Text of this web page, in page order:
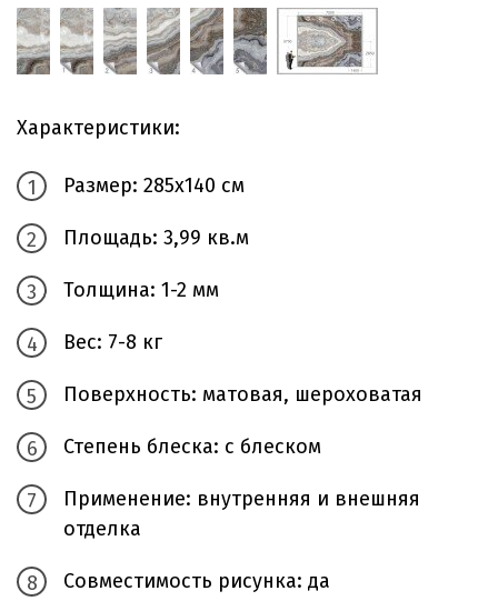
Характеристики:
Размер: 285х140 см
Площадь: 3,99 кв.м
Толщина: 1-2 мм
Вес: 7-8 кг
Поверхность: матовая, шероховатая
Степень блеска: с блеском
Применение: внутренняя и внешняя
отделка
Совместимость рисунка: да